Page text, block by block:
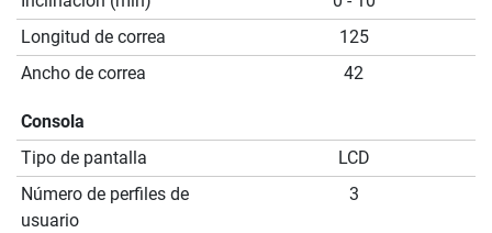
Longitud de correa
125
Ancho de correa
42
Consola
Tipo de pantalla
LCD
Número de perfiles de
usuario
3